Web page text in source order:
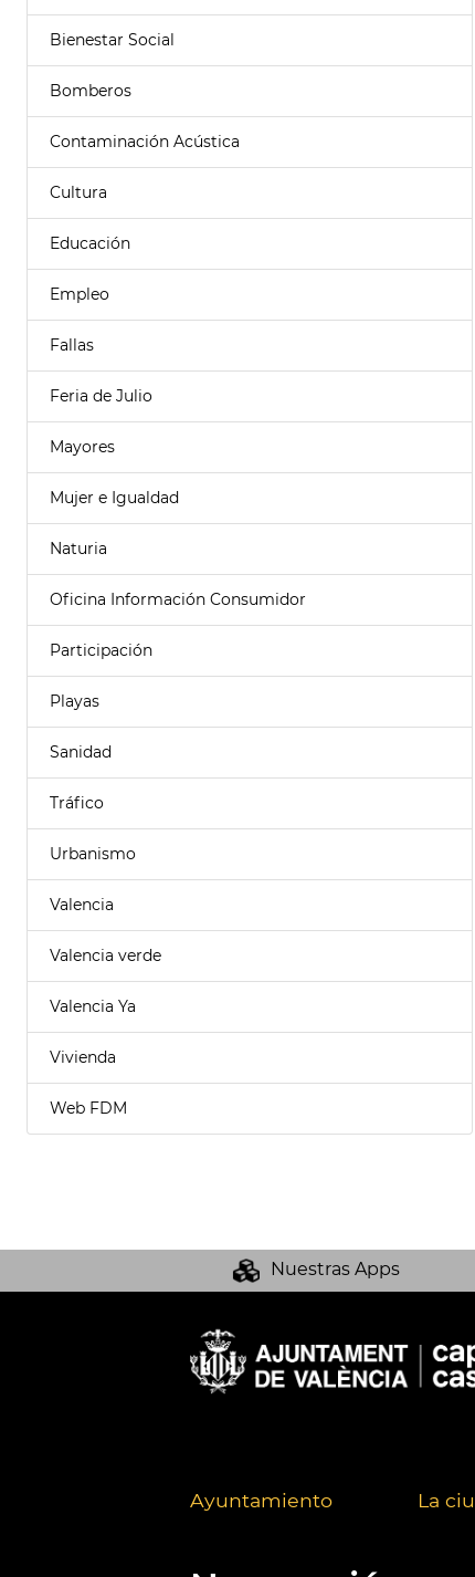
Bienestar Social
Bomberos
Contaminación Acústica
Cultura
Educación
Empleo
Fallas
Feria de Julio
Mayores
Mujer e Igualdad
Naturia
Oficina Información Consumidor
Participación
Playas
Sanidad
Tráfico
Urbanismo
Valencia
Valencia verde
Valencia Ya
Vivienda
Web FDM
Nuestras Apps
Ayuntamiento La